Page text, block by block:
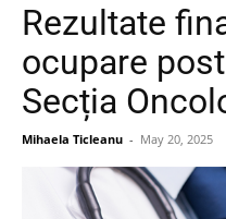
Rezultate
ocupare
Secția
Mihaela Ticleanu - May 20, 2025